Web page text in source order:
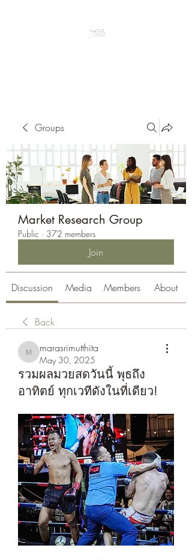
Groups
Market Research Group
Public · 372 members
Join
Discussion Media Members About
Back
marasrimutthita
marasrimutthita
May 30, 2025
รวมผลมวยสดวันนี้ พุธถึง
อาทิตย์ ทุกเวทีดังในที่เดียว!